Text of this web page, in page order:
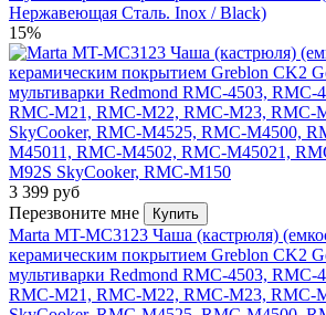
Нержавеющая Сталь. Inox / Black)
15%
3 399 руб
Перезвоните мне
Купить
Marta MT-MC3123 Чаша (кастрюля)
керамическим покрытием Greblon CK2
мультиварки Redmond RMC-4503, RMC-
RMC-M21, RMC-M22, RMC-M23, RMC-